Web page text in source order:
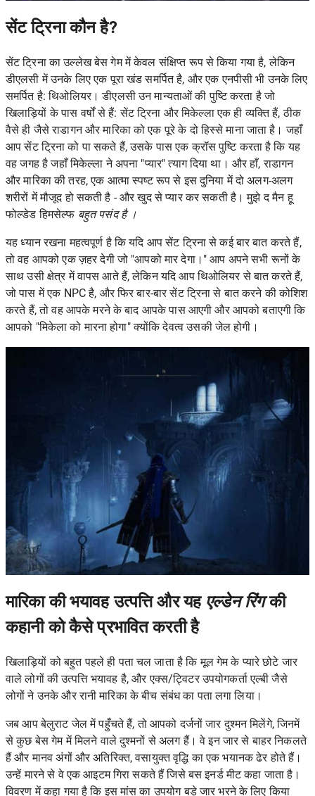
सेंट ट्रिना कौन है?
सेंट ट्रिना का उल्लेख बेस गेम में केवल संक्षिप्त रूप से किया गया है, लेकिन
डीएलसी में उनके लिए एक पूरा खंड समर्पित है, और एक एनपीसी भी उनके लिए
समर्पित है: थिओलियर। डीएलसी उन मान्यताओं की पुष्टि करता है जो
खिलाड़ियों के पास वर्षों से हैं: सेंट ट्रिना और मिकेल्ला एक ही व्यक्ति हैं, ठीक
वैसे ही जैसे राडागन और मारिका को एक पूरे के दो हिस्से माना जाता है। जहाँ
आप सेंट ट्रिना को पा सकते हैं, उसके पास एक क्रॉस पुष्टि करता है कि यह
वह जगह है जहाँ मिकेल्ला ने अपना "प्यार" त्याग दिया था। और हाँ, राडागन
और मारिका की तरह, एक आत्मा स्पष्ट रूप से इस दुनिया में दो अलग-अलग
शरीरों में मौजूद हो सकती है - और खुद से प्यार कर सकती है। मुझेद मैन हू
फोल्डेड हिमसेल्फ बहुत पसंद है ।
यह ध्यान रखना महत्वपूर्ण है कि यदि आप सेंट ट्रिना से कई बार बात करते हैं,
तो वह आपको एक ज़हर देगी जो "आपको मार देगा।" आप अपने सभी रूनों के
साथ उसी क्षेत्र में वापस आते हैं, लेकिन यदि आप थिओलियर से बात करते हैं,
जो पास में एक NPC है, और फिर बार-बार सेंट ट्रिना से बात करने की कोशिश
करते हैं, तो वह आपके मरने के बाद आपके पास आएगी और आपको बताएगी कि
आपको "मिकेला को मारना होगा" क्योंकि देवत्व उसकी जेल होगी।
मारिका की भयावह उत्पत्ति और यह एल्डेन रिंगकी
कहानी को कैसे प्रभावित करती है
खिलाड़ियों को बहुत पहले ही पता चल जाता है कि मूल गेम के प्यारे छोटे जार
वाले लोगों की उत्पत्ति भयावह है, और एक्स/ट्विटर उपयोगकर्ताएल्बीजैसे
लोगों ने उनके और रानी मारिका के बीच संबंध का पता लगा लिया।
जब आप बेलुराट जेल में पहुँचते हैं, तो आपको दर्जनों जार दुश्मन मिलेंगे, जिनमें
से कुछ बेस गेम में मिलने वाले दुश्मनों से अलग हैं। वे इन जार से बाहर निकलते
हैं और मानव अंगों और अतिरिक्त, वसायुक्त वृद्धि का एक भयानक ढेर होते हैं।
उन्हें मारने से वे एक आइटम गिरा सकते हैं जिसे बस इनर्ड मीट कहा जाता है।
विवरण में कहा गया है कि इस मांस का उपयोग बड़े जार भरने के लिए किया